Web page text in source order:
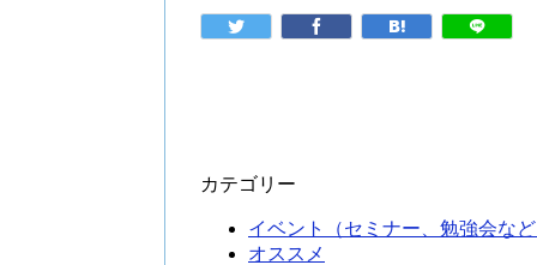
カテゴリー
イベント（セミナー、勉強会など
オススメ